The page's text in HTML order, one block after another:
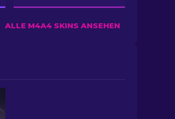
ALLE M4A4 SKINS ANSEHEN